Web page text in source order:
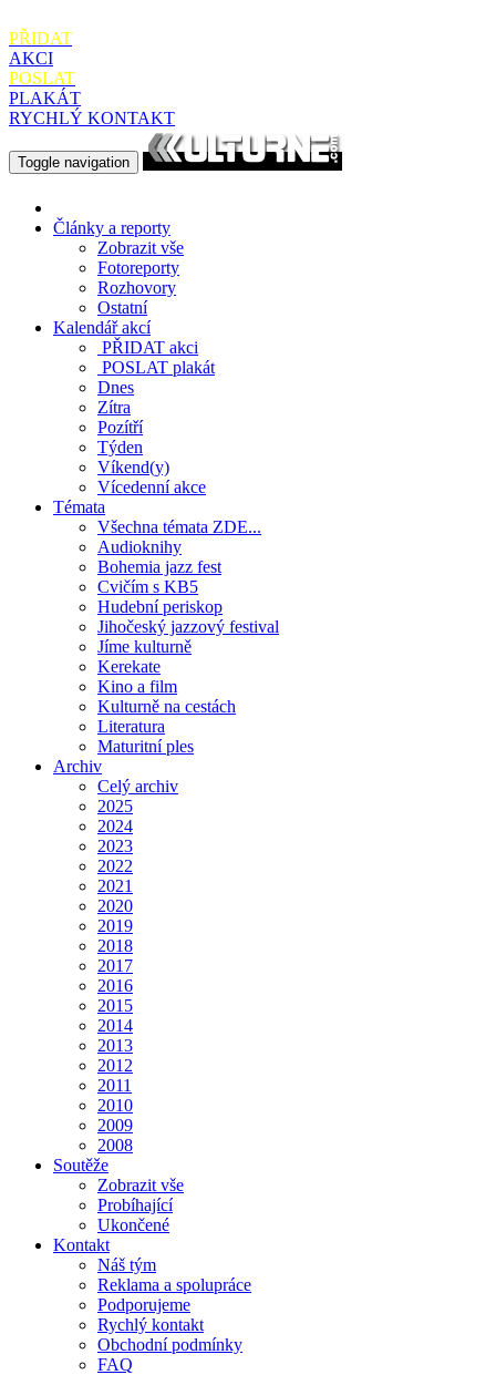
PŘIDAT
AKCI
POSLAT
PLAKÁT
RYCHLÝ KONTAKT
Toggle navigation
Články a reporty
Zobrazit vše
Fotoreporty
Rozhovory
Ostatní
Kalendář akcí
PŘIDAT akci
POSLAT plakát
Dnes
Zítra
Pozítří
Týden
Víkend(y)
Vícedenní akce
Témata
Všechna témata ZDE...
Audioknihy
Bohemia jazz fest
Cvičím s KB5
Hudební periskop
Jihočeský jazzový festival
Jíme kulturně
Kerekate
Kino a film
Kulturně na cestách
Literatura
Maturitní ples
Archiv
Celý archiv
2025
2024
2023
2022
2021
2020
2019
2018
2017
2016
2015
2014
2013
2012
2011
2010
2009
2008
Soutěže
Zobrazit vše
Probíhající
Ukončené
Kontakt
Náš tým
Reklama a spolupráce
Podporujeme
Rychlý kontakt
Obchodní podmínky
FAQ